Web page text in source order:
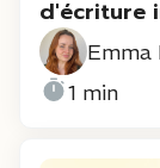
d'écriture
Emma
1 min